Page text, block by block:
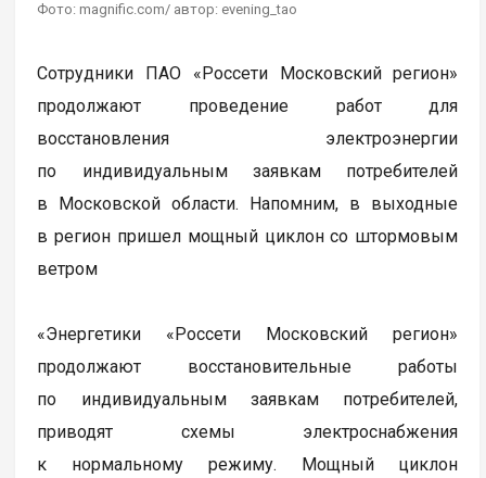
Фото: magnific.com/ автор: evening_tao
Сотрудники ПАО «Россети Московский регион»
продолжают проведение работ для
восстановления электроэнергии
по индивидуальным заявкам потребителей
в Московской области. Напомним, в выходные
в регион пришел мощный циклон со штормовым
ветром
«Энергетики «Россети Московский регион»
продолжают восстановительные работы
по индивидуальным заявкам потребителей,
приводят схемы электроснабжения
к нормальному режиму. Мощный циклон